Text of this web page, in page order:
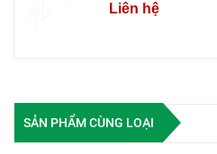
Liên hệ
SẢN PHẨM CÙNG LOẠI